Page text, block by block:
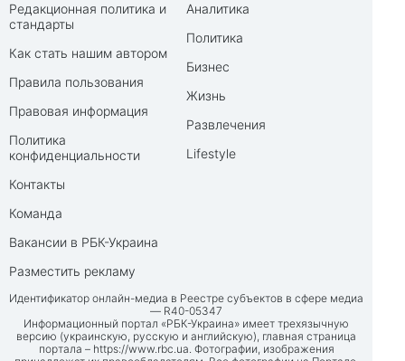
Редакционная политика и
стандарты
Как стать нашим автором
Правила пользования
Правовая информация
Политика
конфиденциальности
Контакты
Команда
Вакансии в РБК-Украина
Разместить рекламу
Аналитика
Политика
Бизнес
Жизнь
Развлечения
Lifestyle
Идентификатор онлайн-медиа в Реестре субъектов в сфере медиа
— R40-05347
Информационный портал «РБК-Украина» имеет трехязычную
версию (украинскую, русскую и английскую), главная страница
портала – https://www.rbc.ua. Фотографии, изображения